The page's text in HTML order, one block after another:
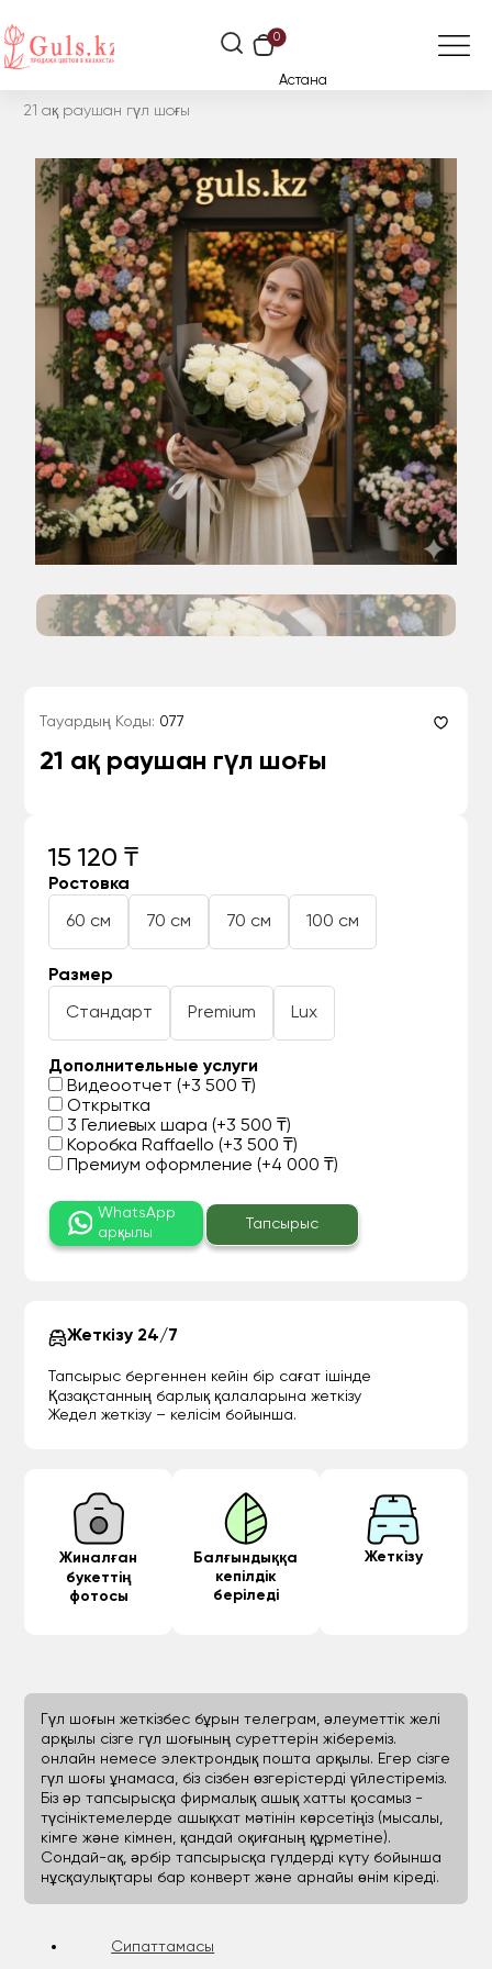
0
Астана
21 ақ раушан гүл шоғы
Тауардың Коды: 077
21 ақ раушан гүл шоғы
15 120 ₸
Ростовка
60 см 70 см 70 см 100 см
Размер
Стандарт Premium Lux
Дополнительные услуги
Видеоотчет (+3 500 ₸)
Открытка
3 Гелиевых шара (+3 500 ₸)
Коробка Raffaello (+3 500 ₸)
Премиум оформление (+4 000 ₸)
WhatsApp
арқылы
Тапсырыс
Жеткізу 24/7
Тапсырыс бергеннен кейін бір сағат ішінде
Қазақстанның барлық қалаларына жеткізу
Жедел жеткізу – келісім бойынша.
Жиналған
букеттің
фотосы
Балғындыққа
кепілдік
беріледі
Жеткізу
Гүл шоғын жеткізбес бұрын телеграм, әлеуметтік желі
арқылы сізге гүл шоғының суреттерін жібереміз.
онлайн немесе электрондық пошта арқылы. Егер сізге
гүл шоғы ұнамаса, біз сізбен өзгерістерді үйлестіреміз.
Біз әр тапсырысқа фирмалық ашық хатты қосамыз -
түсініктемелерде ашықхат мәтінін көрсетіңіз (мысалы,
кімге және кімнен, қандай оқиғаның құрметіне).
Сондай-ақ, әрбір тапсырысқа гүлдерді күту бойынша
нұсқаулықтары бар конверт және арнайы өнім кіреді.
Сипаттамасы